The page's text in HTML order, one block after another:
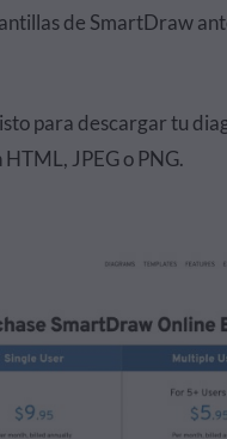
de SmartDraw
para descargar tu
JPEG o PNG.